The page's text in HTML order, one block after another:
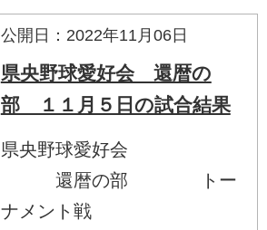
公開日：2022年11月06日
県央野球愛好会 還暦の
部 １１月５日の試合結果
県央野球愛好会
還暦の部 トー
ナメント戦